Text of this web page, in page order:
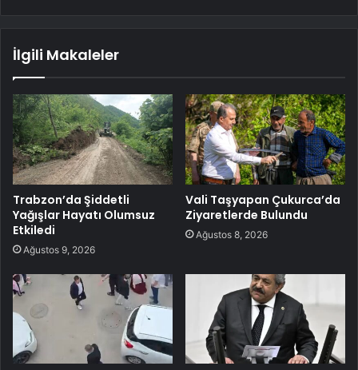
İlgili Makaleler
Trabzon’da Şiddetli
Yağışlar Hayatı Olumsuz
Etkiledi
Ağustos 9, 2026
Vali Taşyapan Çukurca’da
Ziyaretlerde Bulundu
Ağustos 8, 2026